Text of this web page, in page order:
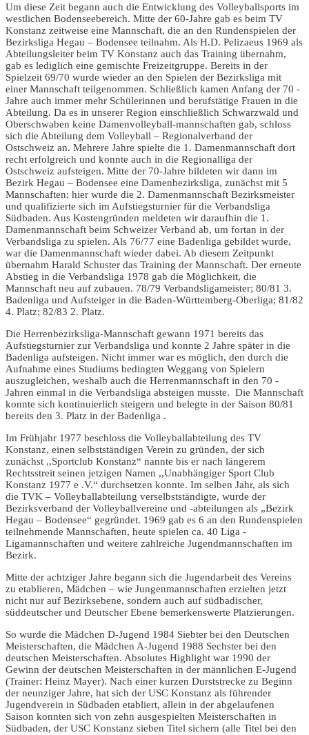
Um diese Zeit begann auch die Entwicklung des Volleyballsports im
west­lichen Bodenseebereich. Mitte der 60-Jahre gab es beim TV
Konstanz zeitweise eine Mannschaft, die an den Rundenspielen der
Bezirksliga Hegau – Bodensee teilnahm. Als H.D. Pelizaeus 1969 als
Abteilungsleiter beim TV Konstanz auch das Training übernahm,
gab es lediglich eine gemischte Freizeitgruppe. Bereits in der
Spielzeit 69/70 wurde wieder an den Spielen der Bezirksliga mit
einer Mannschaft teilgenommen. Schließlich kamen Anfang der 70 -
Jahre auch immer mehr Schülerinnen und berufstätige Frauen in die
Abteilung. Da es in unserer Region einschließlich Schwarz­wald und
Oberschwaben keine Damenvolleyball-mannschaften gab, schloss
sich die Abteilung dem Volleyball – Regionalverband der
Ostschweiz an. Mehrere Jahre spielte die 1. Damenmannschaft dort
recht erfolgreich und konnte auch in die Regionalliga der
Ostschweiz aufsteigen. Mitte der 70-Jahre bildeten wir dann im
Bezirk Hegau – Bodensee eine Damenbe­zirksliga, zunächst mit 5
Mannschaften; hier wurde die 2. Damenmann­schaft Bezirksmeister
und qualifizierte sich im Aufstiegsturnier für die Verbandsliga
Südbaden. Aus Kostengründen meldeten wir daraufhin die 1.
Damenmannschaft beim Schweizer Verband ab, um fortan in der
Verbandsliga zu spielen. Als 76/77 eine Badenliga gebildet wurde,
war die Damenmannschaft wieder dabei. Ab diesem Zeitpunkt
übernahm Harald Schuster das Training der Mannschaft. Der erneute
Abstieg in die Verbandsliga 1978 gab die Möglichkeit, die
Mannschaft neu auf zu­bauen. 78/79 Verbandsligameister; 80/81 3.
Badenliga und Aufsteiger in die Baden-Württemberg-Oberliga; 81/82
4. Platz; 82/83 2. Platz.
Die Herrenbezirksliga-Mannschaft gewann 1971 bereits das
Aufstiegs­turnier zur Verbandsliga und konnte 2 Jahre später in die
Badenliga aufsteigen. Nicht immer war es möglich, den durch die
Aufnahme eines Studiums bedingten Weggang von Spielern
auszugleichen, weshalb auch die Herrenmannschaft in den 70 -
Jahren einmal in die Verbandsliga ab­steigen musste. Die Mannschaft
konnte sich kontinuierlich steigern und belegte in der Saison 80/81
bereits den 3. Platz in der Badenliga .
Im Frühjahr 1977 beschloss die Volleyballabteilung des TV
Konstanz, einen selbstständigen Verein zu gründen, der sich
zunächst ,,Sportclub Konstanz“ nannte bis er nach längerem
Rechtsstreit seinen jetzigen Namen ,,Unabhängiger Sport Club
Konstanz 1977 e .V.“ durchsetzen konnte. Im selben Jahr, als sich
die TVK – Volleyballabteilung verselbstständigte, wurde der
Bezirksverband der Volleyballvereine und -abteilungen als „Bezirk
Hegau – Bodensee“ gegründet. 1969 gab es 6 an den Rundenspielen
teilnehmende Mannschaften, heute spielen ca. 40 Liga -
Ligamannschaften und weitere zahlreiche Jugendmannschaften im
Bezirk.
Mitte der achtziger Jahre begann sich die Jugendarbeit des Vereins
zu etablieren, Mädchen – wie Jungenmannschaften erzielten jetzt
nicht nur auf Bezirksebene, sondern auch auf südbadischer,
süddeutscher und Deutscher Ebene bemerkenswerte Platzierungen.
So wurde die Mädchen D-Jugend 1984 Siebter bei den Deutschen
Meisterschaften, die Mädchen A-Jugend 1988 Sechster bei den
deutschen Meisterschaften. Absolutes Highlight war 1990 der
Gewinn der deutschen Meisterschaften in der männlichen E-Jugend
(Trainer: Heinz Mayer). Nach einer kurzen Durststrecke zu Beginn
der neunziger Jahre, hat sich der USC Konstanz als führender
Jugendverein in Südbaden etabliert, allein in der abgelaufenen
Saison konnten sich von zehn ausgespielten Meisterschaften in
Südbaden, der USC Konstanz sieben Titel sichern (alle Titel bei den